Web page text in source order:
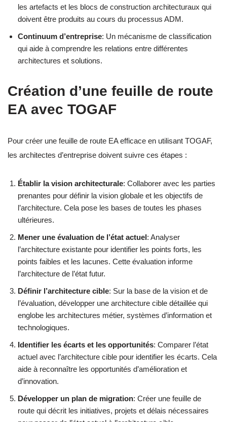
les artefacts et les blocs de construction architecturaux qui
doivent être produits au cours du processus ADM.
Continuum d’entreprise: Un mécanisme de classification
qui aide à comprendre les relations entre différentes
architectures et solutions.
Création d’une feuille de route
EA avec TOGAF
Pour créer une feuille de route EA efficace en utilisant TOGAF,
les architectes d’entreprise doivent suivre ces étapes :
Établir la vision architecturale: Collaborer avec les parties
prenantes pour définir la vision globale et les objectifs de
l’architecture. Cela pose les bases de toutes les phases
ultérieures.
Mener une évaluation de l’état actuel: Analyser
l’architecture existante pour identifier les points forts, les
points faibles et les lacunes. Cette évaluation informe
l’architecture de l’état futur.
Définir l’architecture cible: Sur la base de la vision et de
l’évaluation, développer une architecture cible détaillée qui
englobe les architectures métier, systèmes d’information et
technologiques.
Identifier les écarts et les opportunités: Comparer l’état
actuel avec l’architecture cible pour identifier les écarts. Cela
aide à reconnaître les opportunités d’amélioration et
d’innovation.
Développer un plan de migration: Créer une feuille de
route qui décrit les initiatives, projets et délais nécessaires